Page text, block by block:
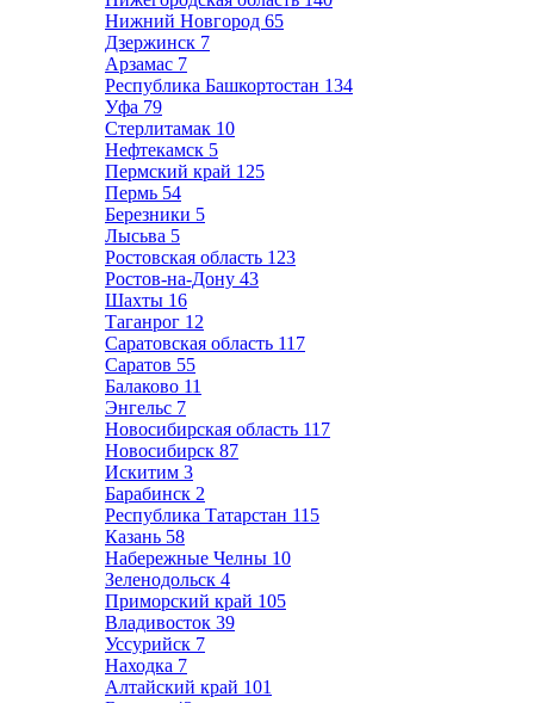
Нижний Новгород 65
Дзержинск 7
Арзамас 7
Республика Башкортостан 134
Уфа 79
Стерлитамак 10
Нефтекамск 5
Пермский край 125
Пермь 54
Березники 5
Лысьва 5
Ростовская область 123
Ростов-на-Дону 43
Шахты 16
Таганрог 12
Саратовская область 117
Саратов 55
Балаково 11
Энгельс 7
Новосибирская область 117
Новосибирск 87
Искитим 3
Барабинск 2
Республика Татарстан 115
Казань 58
Набережные Челны 10
Зеленодольск 4
Приморский край 105
Владивосток 39
Уссурийск 7
Находка 7
Алтайский край 101